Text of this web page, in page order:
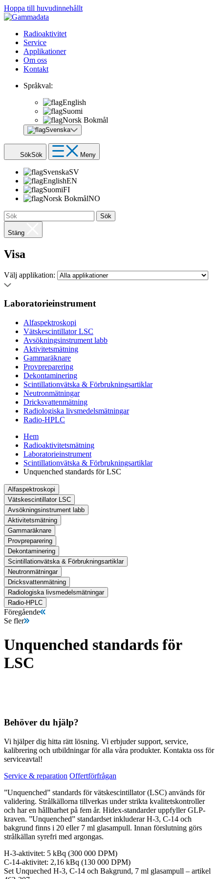
Hoppa till huvudinnehållt
Radioaktivitet
Service
Applikationer
Om oss
Kontakt
Språkval:
English
Suomi
Norsk Bokmål
Svenska
SökSök Meny
SvenskaSV
EnglishEN
SuomiFI
Norsk BokmålNO
Sök
Stäng
Visa
Välj applikation:
Laboratorieinstrument
Alfaspektroskopi
Vätskescintillator LSC
Avsökningsinstrument labb
Aktivitetsmätning
Gammaräknare
Provpreparering
Dekontaminering
Scintillationvätska & Förbrukningsartiklar
Neutronmätningar
Dricksvattenmätning
Radiologiska livsmedelsmätningar
Radio-HPLC
Hem
Radioaktivitetsmätning
Laboratorieinstrument
Scintillationvätska & Förbrukningsartiklar
Unquenched standards för LSC
Alfaspektroskopi
Vätskescintillator LSC
Avsökningsinstrument labb
Aktivitetsmätning
Gammaräknare
Provpreparering
Dekontaminering
Scintillationvätska & Förbrukningsartiklar
Neutronmätningar
Dricksvattenmätning
Radiologiska livsmedelsmätningar
Radio-HPLC
Föregående
Se fler
Unquenched standards för
LSC
Behöver du hjälp?
Vi hjälper dig hitta rätt lösning. Vi erbjuder support, service,
kalibrering och utbildningar för alla våra produkter. Kontakta oss för
serviceavtal!
Service & reparation Offertförfrågan
”Unquenched” standards för vätskescintillator (LSC) används för
validering. Strålkällorna tillverkas under strikta kvalitetskontroller
och har en hållbarhet på fem år. Hidex-standarder uppfyller GLP-
kraven. ”Unquenched” standardset inkluderar H-3, C-14 och
bakgrund finns i 20 eller 7 ml glasampull. Innan förslutning görs
strålkällan syrefri med argongas.
H-3-aktivitet: 5 kBq (300 000 DPM)
C-14-aktivitet: 2,16 kBq (130 000 DPM)
Set Unqueched H-3, C-14 och Bakgrund, 7 ml glasampull – artikel